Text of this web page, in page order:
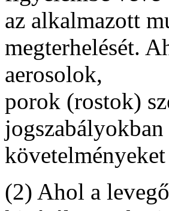
az alkalmazott
megterhelését.
aerosolok,
porok (rostok)
(2) Ahol a